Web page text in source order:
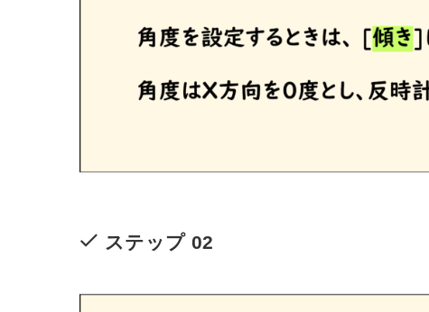
ステップ 02